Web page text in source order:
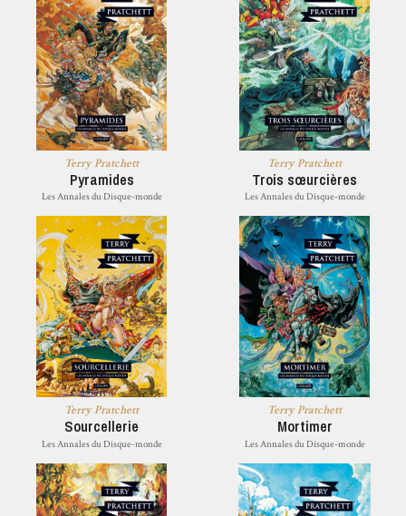
Terry Pratchett
Pyramides
Les Annales du Disque-monde
Terry Pratchett
Trois sœurcières
Les Annales du Disque-monde
Terry Pratchett
Sourcellerie
Les Annales du Disque-monde
Terry Pratchett
Mortimer
Les Annales du Disque-monde